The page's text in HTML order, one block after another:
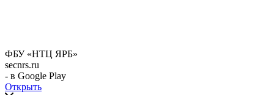
ФБУ «НТЦ ЯРБ»
secnrs.ru
- в Google Play
Открыть